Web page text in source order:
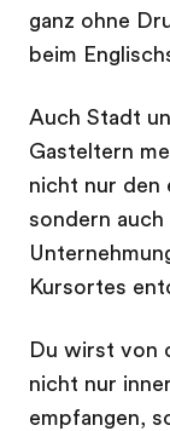
ganz ohne
beim
Auch Stadt
Gasteltern
nicht nur den
sondern auch
Kursortes
Du wirst von
nicht nur
empfangen,